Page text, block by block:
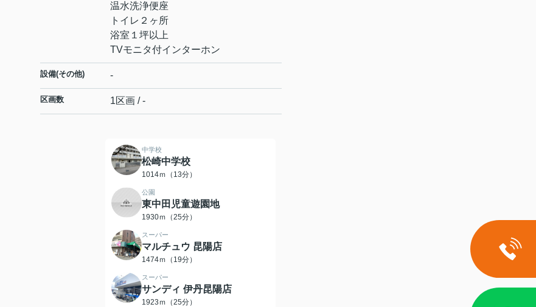
温水洗浄便座
トイレ２ヶ所
浴室１坪以上
TVモニタ付インターホン
設備(その他) -
区画数 1区画 / -
中学校
松崎中学校
1014ｍ（13分）
公園
東中田児童遊園地
1930ｍ（25分）
スーパー
マルチュウ 昆陽店
1474ｍ（19分）
スーパー
サンディ 伊丹昆陽店
1923ｍ（25分）